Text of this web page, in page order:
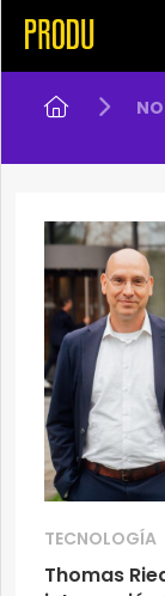
TECNOLOGÍA
Thomas